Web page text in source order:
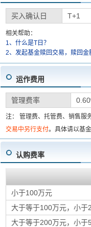
买入确认日 T+1
相关帮助：
1、什么是T日？
2、发起基金赎回交易，赎回金
运作费用
管理费率
注： 管理费、托管费、销售服
交易中另行支付。具体请以基
认购费率
小于100万元
大于等于100万元，小于
大于等于200万元，小于